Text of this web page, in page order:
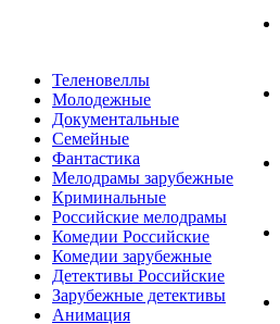
Теленовеллы
Молодежные
Документальные
Семейные
Фантастика
Мелодрамы зарубежные
Криминальные
Российские мелодрамы
Комедии Российские
Комедии зарубежные
Детективы Российские
Зарубежные детективы
Анимация